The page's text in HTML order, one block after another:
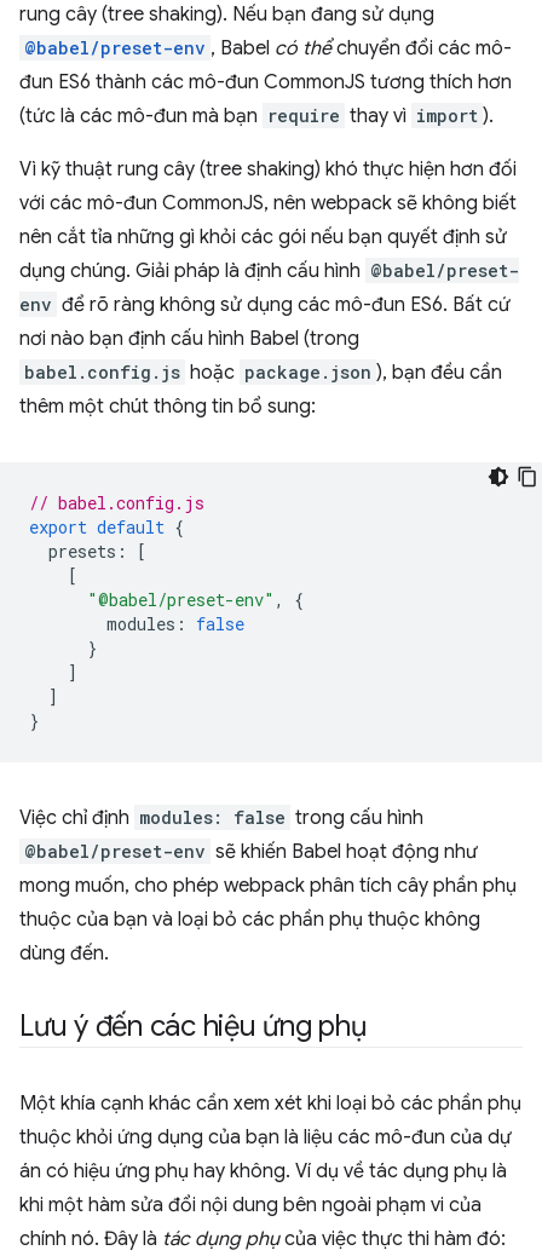
rung cây (tree shaking). Nếu bạn đang sử dụng
@babel/preset-env , Babel có thểchuyển đổi các mô-
đun ES6 thành các mô-đun CommonJS tương thích hơn
(tức là các mô-đun mà bạn require thay vì import ).
Vì kỹ thuật rung cây (tree shaking) khó thực hiện hơn đối
với các mô-đun CommonJS, nên webpack sẽ không biết
nên cắt tỉa những gì khỏi các gói nếu bạn quyết định sử
dụng chúng. Giải pháp là định cấu hình @babel/preset-
env để rõ ràng không sử dụng các mô-đun ES6. Bất cứ
nơi nào bạn định cấu hình Babel (trong
babel.config.js hoặc package.json ), bạn đều cần
thêm một chút thông tin bổ sung:
// babel.config.js
export default {
presets :
[
[
"@babel/preset-env" ,
{
modules :
false
}
]
]
}
Việc chỉ định modules: false trong cấu hình
@babel/preset-env sẽ khiến Babel hoạt động như
mong muốn, cho phép webpack phân tích cây phần phụ
thuộc của bạn và loại bỏ các phần phụ thuộc không
dùng đến.
Lưu ý đến các hiệu ứng phụ
Một khía cạnh khác cần xem xét khi loại bỏ các phần phụ
thuộc khỏi ứng dụng của bạn là liệu các mô-đun của dự
án có hiệu ứng phụ hay không. Ví dụ về tác dụng phụ là
khi một hàm sửa đổi nội dung bên ngoài phạm vi của
chính nó. Đây là tác dụng phụcủa việc thực thi hàm đó: